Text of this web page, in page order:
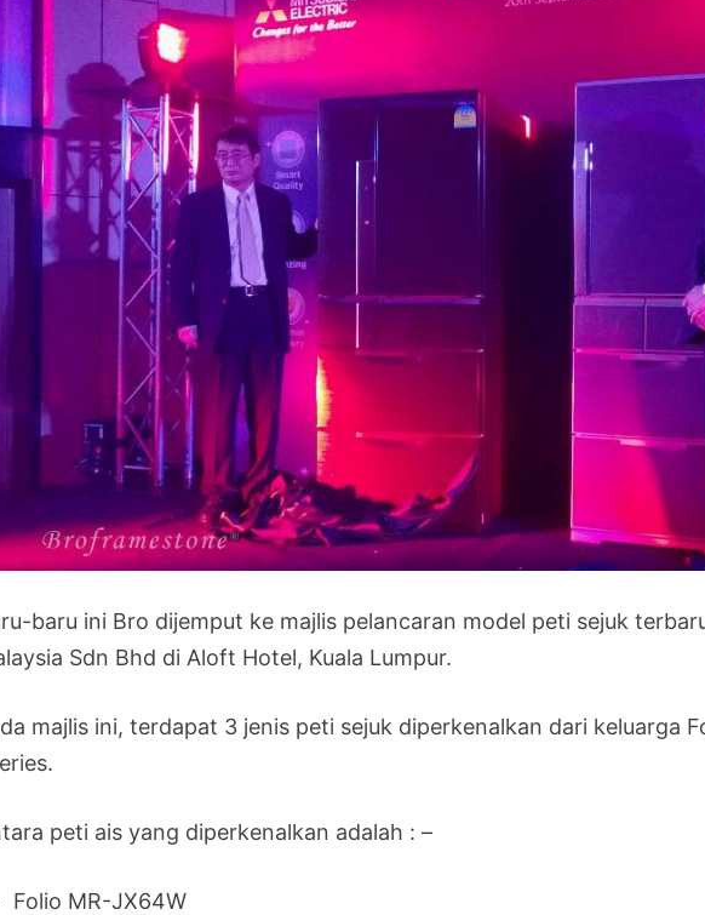
baru ini Bro dijemput ke majlis pelancaran model peti sejuk
Sdn Bhd di Aloft Hotel, Kuala Lumpur.
majlis ini, terdapat 3 jenis peti sejuk diperkenalkan dari keluarga
peti ais yang diperkenalkan adalah : –
Folio MR-JX64W